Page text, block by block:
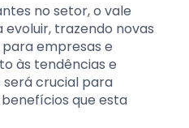
no setor, o vale
trazendo novas
empresas e
às tendências e
crucial para
que esta